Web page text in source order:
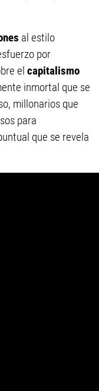
al estilo
por
el capitalismo
inmortal que se
millonarios que
para
que se revela